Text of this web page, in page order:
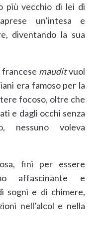
più vecchio di lei di
un’intesa e
diventando la sua
francese mauditvuol
era famoso per la
focoso, oltre che
e dagli occhi senza
nessuno voleva
finì per essere
affascinante e
sogni e di chimere,
nell’alcol e nella